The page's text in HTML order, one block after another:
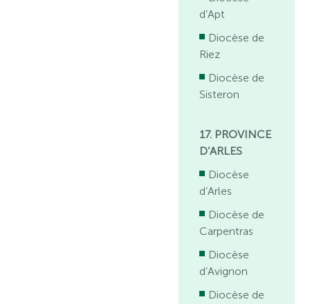
d’Apt
Diocèse de
Riez
Diocèse de
Sisteron
17. PROVINCE
D’ARLES
Diocèse
d’Arles
Diocèse de
Carpentras
Diocèse
d’Avignon
Diocèse de